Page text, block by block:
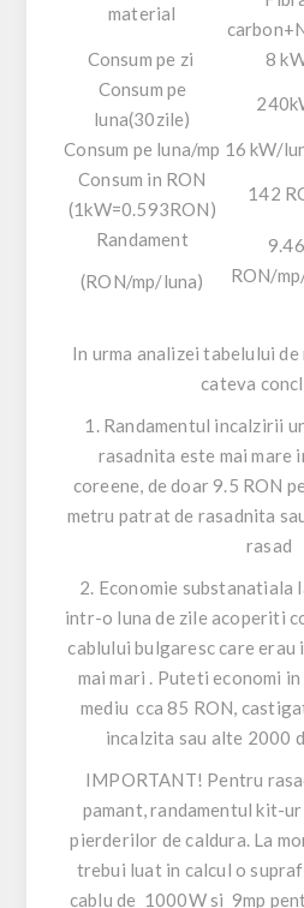
material
Consum pe zi 8
Consum pe
luna(30zile)
Consum pe luna/mp 16 kW/
Consum in RON
(1kW=0.593RON)
142
Randament
(RON/mp/luna)
9.46
RON/
In urma analizei tabelului
cateva
1. Randamentul incalzirii
rasadnita este mai mare
coreene, de doar 9.5 RON
metru patrat de rasadnita
rasad
2. Economie substanatiala
intr-o luna de zile acoperiti
cablului bulgaresc care erau
mai mari . Puteti economi
mediu cca 85 RON,
incalzita sau alte 2000
IMPORTANT! Pentru
pamant, randamentul kit-
pierderilor de caldura. La
trebui luat in calcul o
cablu de 1000W si 9mp